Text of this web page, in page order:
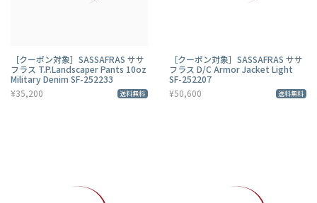
［クーポン対象］SASSAFRAS ササ
フラス T.P.Landscaper Pants 10oz
Military Denim SF-252233
¥35,200
送料無料
［クーポン対象］SASSAFRAS ササ
フラス D/C Armor Jacket Light
SF-252207
¥50,600
送料無料